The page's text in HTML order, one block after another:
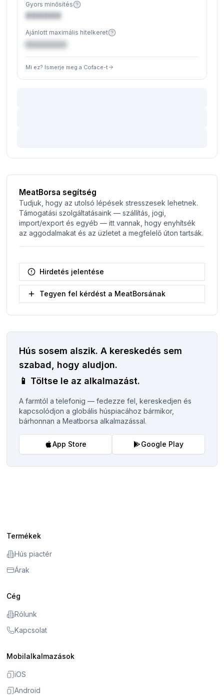
Gyors minősítés
XXXXXX
Ajánlott maximális hitelkeret
€XXXXXX
Mi ez? Ismerje meg a Coface-t
MeatBorsa segítség
Tudjuk, hogy az utolsó lépések stresszesek lehetnek.
Támogatási szolgáltatásaink — szállítás, jogi,
import/export és egyéb — itt vannak, hogy enyhítsék
az aggodalmakat és az üzletet a megfelelő úton tartsák.
Hirdetés jelentése
Tegyen fel kérdést a MeatBorsának
Hús sosem alszik. A kereskedés sem
szabad, hogy aludjon.
📱 Töltse le az alkalmazást.
A farmtól a telefonig — fedezze fel, kereskedjen és
kapcsolódjon a globális húspiacához bármikor,
bárhonnan a Meatborsa alkalmazással.
App Store Google Play
Termékek
Hús piactér
Árak
Cég
Rólunk
Kapcsolat
Mobilalkalmazások
iOS
Android